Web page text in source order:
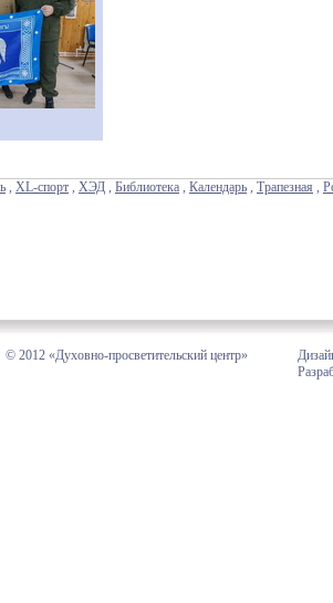
, XL-спорт , ХЭД , Библиотека , Календарь , Трапезная ,
© 2012 «Духовно-просветительский центр»